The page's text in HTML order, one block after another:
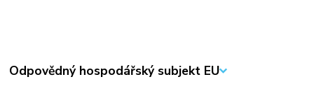
Odpovědný hospodářský subjekt EU